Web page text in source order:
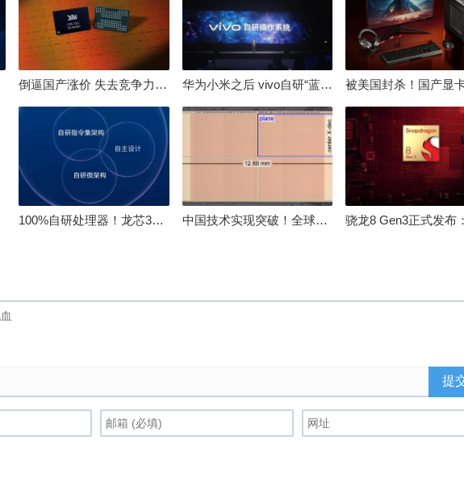
倒逼国产涨价 失去竞争力！三星要减产50%：SSD必须涨价 华为小米之后 vivo自研“蓝河”操作系统重磅发布
100%自研处理器！龙芯3A6000评测：与10代酷睿互有胜负 中国技术实现突破！全球最先进的3D NAND存储芯片被发现
提